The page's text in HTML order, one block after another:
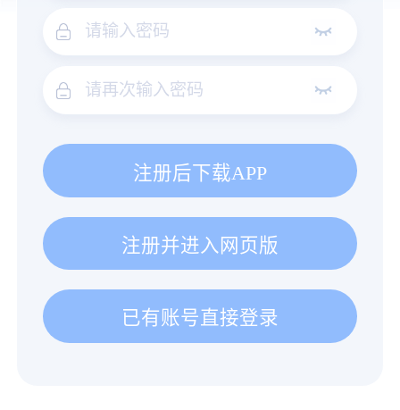
注册后下载APP
注册并进入网页版
已有账号直接登录